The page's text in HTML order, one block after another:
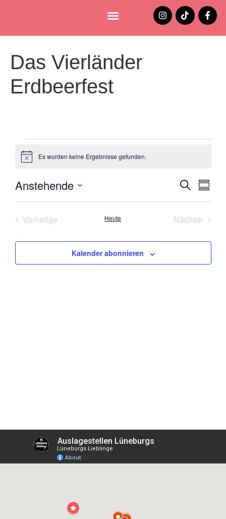
Das Vierländer
Erdbeerfest
HinweisEs wurden keine Ergebnisse gefunden.
Suche
und
Suche
Anstehende
VorherigeVeranstaltungen
Heute Nächste
Kalender abonnieren